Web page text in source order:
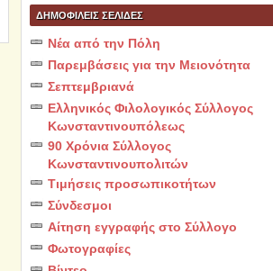
ΔΗΜΟΦΙΛΕΙΣ ΣΕΛΙΔΕΣ
Νέα από την Πόλη
Παρεμβάσεις για την Μειονότητα
Σεπτεμβριανά
Ελληνικός Φιλολογικός Σύλλογος
Κωνσταντινουπόλεως
90 Χρόνια Σύλλογος
Κωνσταντινουπολιτών
Τιμήσεις προσωπικοτήτων
Σύνδεσμοι
Αίτηση εγγραφής στο Σύλλογο
Φωτογραφίες